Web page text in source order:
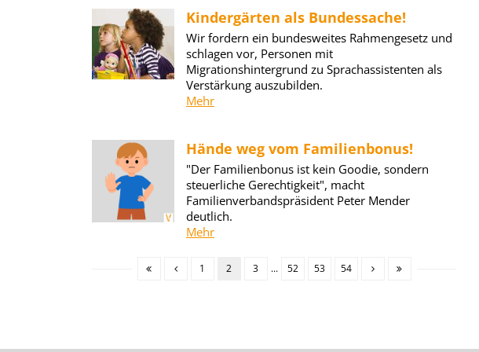
Kindergärten als Bundessache!
Wir fordern ein bundesweites Rahmengesetz und
schlagen vor, Personen mit
Migrationshintergrund zu Sprachassistenten als
Verstärkung auszubilden.
Mehr
Hände weg vom Familienbonus!
"Der Familienbonus ist kein Goodie, sondern
steuerliche Gerechtigkeit", macht
Familienverbandspräsident Peter Mender
deutlich.
Mehr
1 2 3 ... 52 53 54